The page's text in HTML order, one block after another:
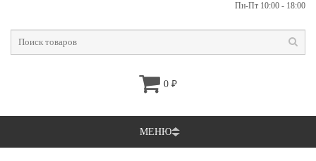
Пн-Пт 10:00 - 18:00
0 ₽
МЕНЮ